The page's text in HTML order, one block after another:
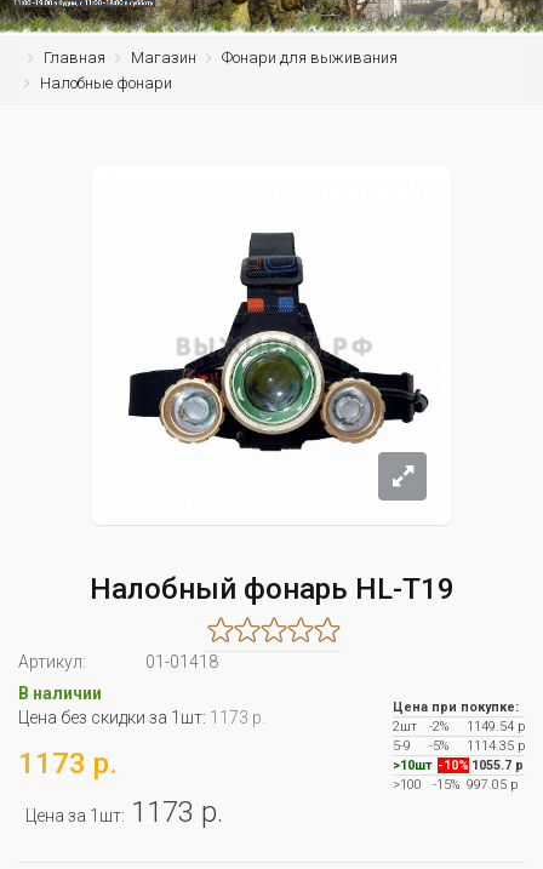
Главная Магазин
Фонари для выживания
Налобные фонари
Налобный фонарь HL-T19
Артикул:
01-01418
В наличии
Цена без скидки за 1шт: 1173 р.
1173 р.
Цена за 1шт: 1173 р.
Цена при покупке:
2шт
-2%
1149.54 р
5-9
-5%
1114.35 р
>10шт -10% 1055.7 р
>100
-15% 997.05 р